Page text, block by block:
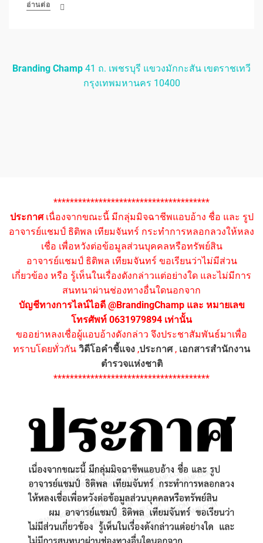
อ่านต่อ
Branding Champ 41 ถ. เพชรบุรี แขวงมักกะสัน เขตราชเทวี
กรุงเทพมหานคร 10400
**************************************
ประกาศเนื่องจากขณะนี้ มีกลุ่มมิจฉาชีพแอบอ้าง ชื่อ และ รูป
อาจารย์แชมป์ ธิติพล เทียมจันทร์ กระทำการหลอกลวงให้หลง
เชื่อ เพื่อหวังต่อข้อมูลส่วนบุคคลหรือทรัพย์สิน
อาจารย์แชมป์ ธิติพล เทียมจันทร์ ขอเรียนว่าไม่มีส่วน
เกี่ยวข้อง หรือ รู้เห็นในเรื่องดังกล่าวแต่อย่างใด และไม่มีการ
สนทนาผ่านช่องทางอื่นใดนอกจาก
บัญชีทางการไลน์ไอดี @BrandingChamp และ หมายเลข
โทรศัพท์ 0631979894 เท่านั้น
ขออย่าหลงเชื่อผู้แอบอ้างดังกล่าว จึงประชาสัมพันธ์มาเพื่อ
ทราบโดยทั่วกัน วิดีโอคำชี้แจง ,ประกาศ, เอกสารสำนักงาน
ตำรวจแห่งชาติ
**************************************